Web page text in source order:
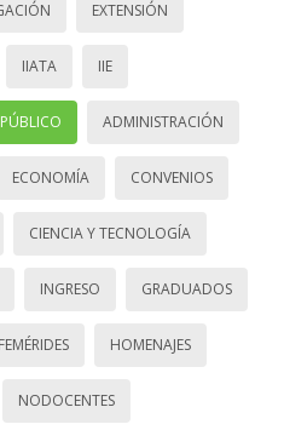
EXTENSIÓN
IIATA IIE
ADMINISTRACIÓN
ECONOMÍA CONVENIOS
CIENCIA Y TECNOLOGÍA
INGRESO GRADUADOS
HOMENAJES
NODOCENTES